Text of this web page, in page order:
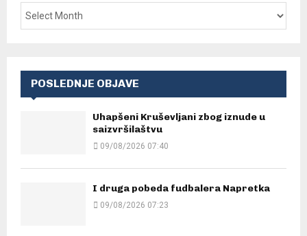
POSLEDNJE OBJAVE
Uhapšeni Kruševljani zbog iznude u
saizvršilaštvu
09/08/2026 07:40
I druga pobeda fudbalera Napretka
09/08/2026 07:23